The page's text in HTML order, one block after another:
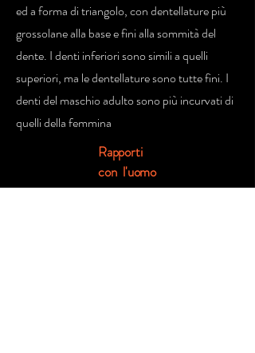
ed a forma di triangolo, con dentellature più
grossolane alla base e fini alla sommità del
dente. I denti inferiori sono simili a quelli
superiori, ma le dentellature sono tutte fini. I
denti del maschio adulto sono più incurvati di
quelli della femmina
Rapporti
con l'uomo